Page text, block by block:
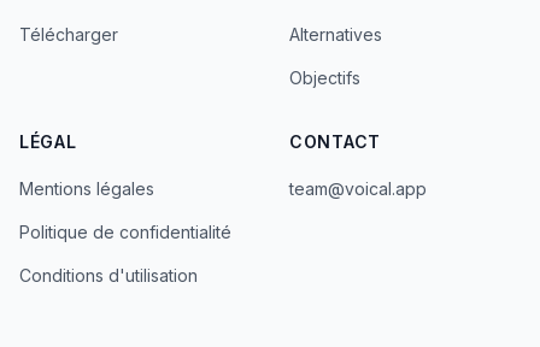
Télécharger Alternatives
Objectifs
LÉGAL
Mentions légales
Politique de confidentialité
Conditions d'utilisation
CONTACT
team@voical.app